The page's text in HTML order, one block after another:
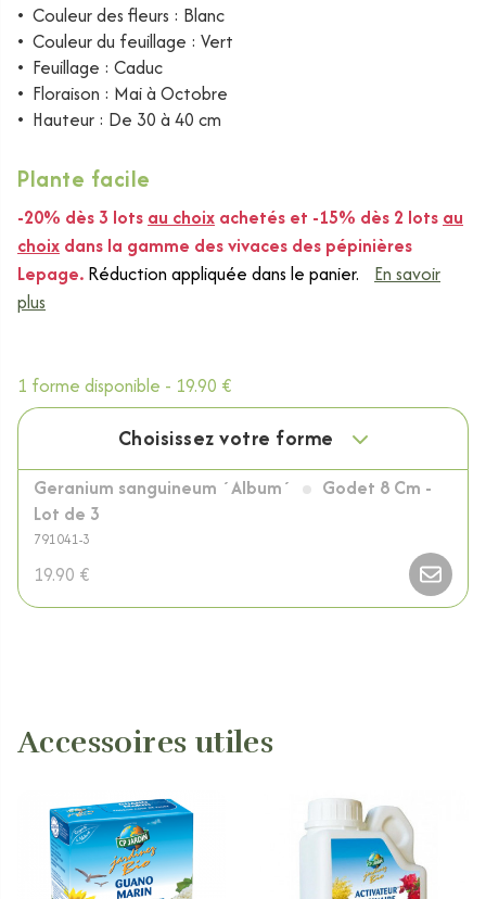
• Couleur des fleurs : Blanc
• Couleur du feuillage : Vert
• Feuillage : Caduc
• Floraison : Mai à Octobre
• Hauteur : De 30 à 40 cm
Plante facile
-20% dès 3 lots au choix achetés et -15% dès 2 lots au
choix dans la gamme des vivaces des pépinières
Lepage. Réduction appliquée dans le panier.
En savoir
plus
1 forme disponible - 19.90 €
Choisissez votre forme
Geranium sanguineum ´Album´
Godet 8 Cm -
Lot de 3
791041-3
19.90 €
Accessoires utiles